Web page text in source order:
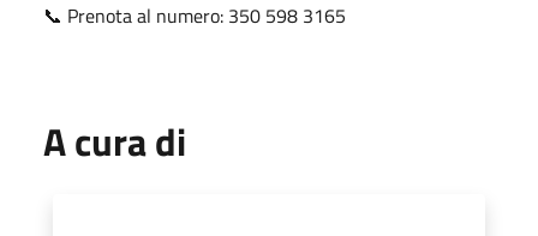
📞 Prenota al numero: 350 598 3165
A cura di